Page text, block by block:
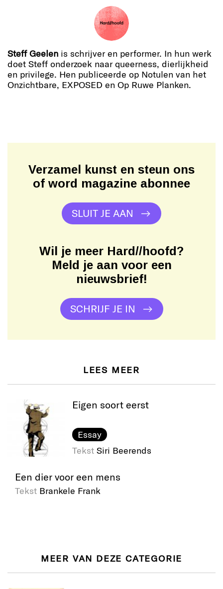
Steff Geelen is schrijver en performer. In hun werk
doet Steff onderzoek naar queerness, dierlijkheid
en privilege. Hen publiceerde op Notulen van het
Onzichtbare, EXPOSED en Op Ruwe Planken.
Verzamel kunst en steun ons
of word magazine abonnee
SLUIT JE AAN
Wil je meer Hard//hoofd?
Meld je aan voor een
nieuwsbrief!
SCHRIJF JE IN
LEES MEER
Eigen soort eerst
Essay
Tekst Siri Beerends
Een dier voor een mens
Tekst Brankele Frank
MEER VAN DEZE CATEGORIE